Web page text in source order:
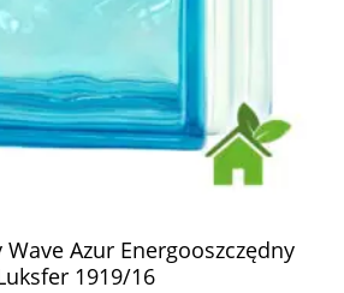
Azur Energooszczędny
1919/16